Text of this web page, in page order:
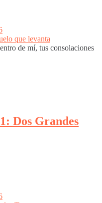
de mí, tus consolaciones
Dos Grandes